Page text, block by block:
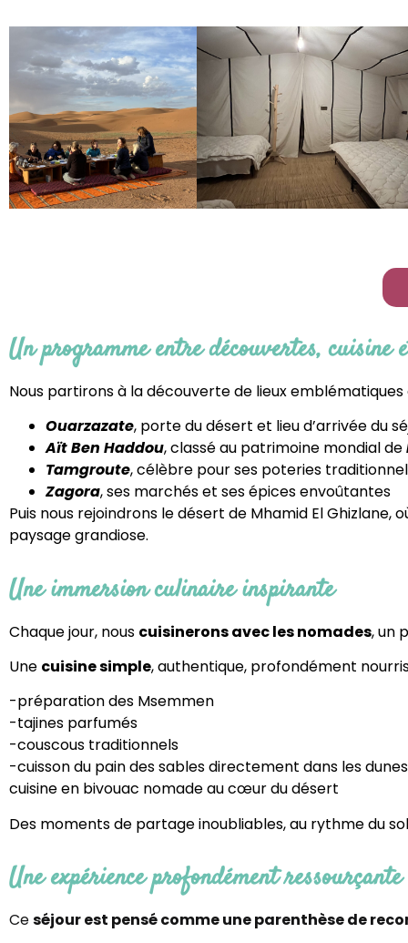
Un programme entre découvertes, cuisine
Nous partirons à la découverte de lieux emblématiques
Ouarzazate, porte du désert et lieu d’arrivée du
Aït Ben Haddou, classé au patrimoine mondial de
Tamgroute, célèbre pour ses poteries
Zagora, ses marchés et ses épices envoûtantes
Puis nous rejoindrons le désert de Mhamid El
paysage grandiose.
Une immersion culinaire inspirante
Chaque jour, nous cuisinerons avec les nomades, un
Une cuisine simple, authentique, profondément
-préparation des Msemmen
-tajines parfumés
-couscous traditionnels
-cuisson du pain des sables directement dans les dunes
cuisine en bivouac nomade au cœur du désert
Des moments de partage inoubliables, au rythme du
Une expérience profondément ressourçante
Ceséjour est pensé comme une parenthèse de